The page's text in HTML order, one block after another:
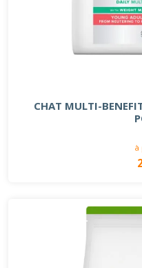
CHAT MULTI-
à